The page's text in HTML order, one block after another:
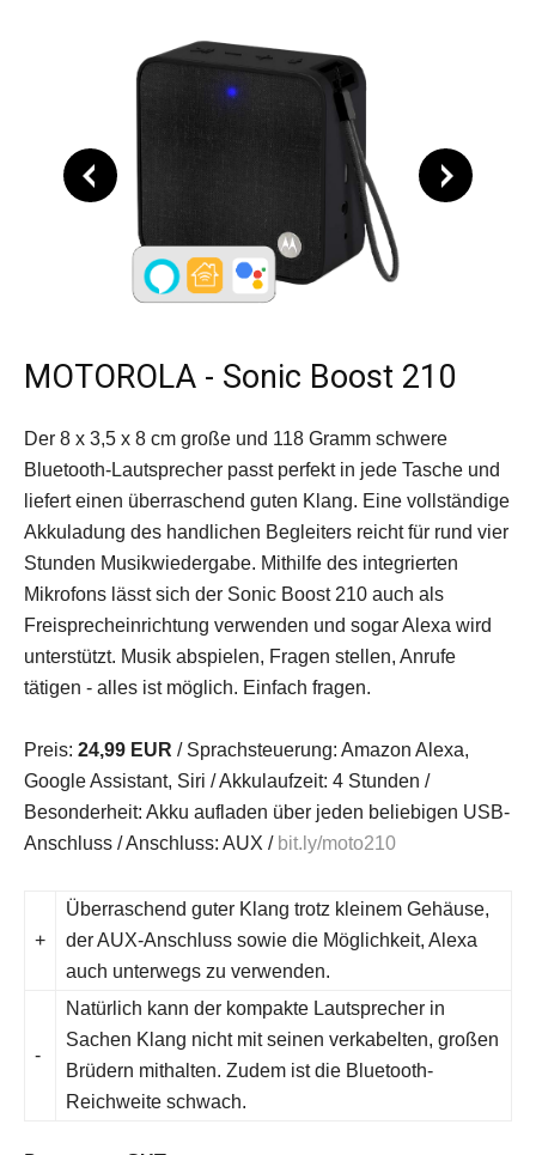
MOTOROLA - Sonic Boost 210
Der 8 x 3,5 x 8 cm große und 118 Gramm schwere
Bluetooth-­Lautsprecher passt perfekt in jede Tasche und
liefert einen überraschend guten Klang. Eine vollständige
Akkuladung des handlichen Begleiters reicht für rund vier
Stunden Musikwiedergabe. Mithilfe des ­integrierten
Mikrofons lässt sich der Sonic Boost 210 auch als
Freisprecheinrichtung verwenden und sogar Alexa wird
unterstützt. Musik abspielen, Fragen stellen, Anrufe
tätigen - alles ist möglich. Einfach fragen.
Preis: 24,99 EUR / Sprachsteuerung: Amazon Alexa,
Google Assistant, Siri / Akkulaufzeit: 4 Stunden /
Besonderheit: Akku aufladen über jeden beliebigen USB-
Anschluss / Anschluss: AUX / bit.ly/moto210
+
Überraschend guter Klang trotz kleinem Gehäuse,
der AUX-Anschluss sowie die Möglichkeit, Alexa
auch unterwegs zu verwenden.
-
Natürlich kann der kompakte Lautsprecher in
Sachen Klang nicht mit seinen verkabelten, großen
Brüdern mithalten. Zudem ist die Bluetooth-
Reichweite schwach.